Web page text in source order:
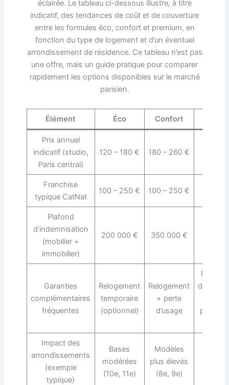
éclairée. Le tableau ci-dessous illustre, à titre
indicatif, des tendances de coût et de couverture
entre les formules éco, confort et premium, en
fonction du type de logement et d’un éventuel
arrondissement de résidence. Ce tableau n’est pas
une offre, mais un guide pratique pour comparer
rapidement les options disponibles sur le marché
parisien.
Élément Éco Confort
Prix annuel
indicatif (studio,
Paris central)
120 – 180 € 180 – 260 €
Franchise
typique CatNat
100 – 250 € 100 – 250 €
Plafond
d’indemnisation
(mobilier +
immobilier)
200 000 € 350 000 €
Garanties
complémentaires
fréquentes
Relogement
temporaire
(optionnel)
Relogement
+ perte
d’usage
Impact des
arrondissements
(exemple
typique)
Bases
modérées
(10e, 11e)
Modèles
plus élevés
(8e, 9e)